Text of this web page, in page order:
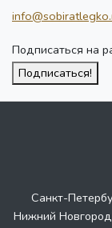
Подписаться на
Подписаться!
Санкт-
Нижний